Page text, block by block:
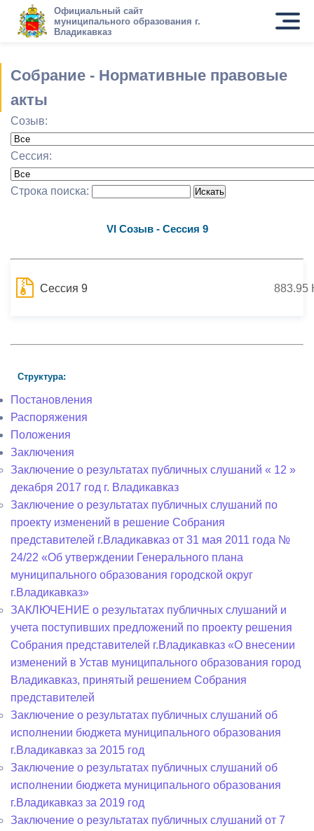
Официальный сайт
муниципального образования г.
Владикавказ
Собрание - Нормативные правовые
акты
Созыв:
Сессия:
Строка поиска:
VI Cозыв - Сессия 9
Сессия 9 883.95
Структура:
Постановления
Распоряжения
Положения
Заключения
Заключение о результатах публичных слушаний « 12 »
декабря 2017 год г. Владикавказ
Заключение о результатах публичных слушаний по
проекту изменений в решение Собрания
представителей г.Владикавказ от 31 мая 2011 года №
24/22 «Об утверждении Генерального плана
муниципального образования городской округ
г.Владикавказ»
ЗАКЛЮЧЕНИЕ о результатах публичных слушаний и
учета поступивших предложений по проекту решения
Собрания представителей г.Владикавказ «О внесении
изменений в Устав муниципального образования город
Владикавказ, принятый решением Собрания
представителей
Заключение о результатах публичных слушаний об
исполнении бюджета муниципального образования
г.Владикавказ за 2015 год
Заключение о результатах публичных слушаний об
исполнении бюджета муниципального образования
г.Владикавказ за 2019 год
Заключение о результатах публичных слушаний от 7